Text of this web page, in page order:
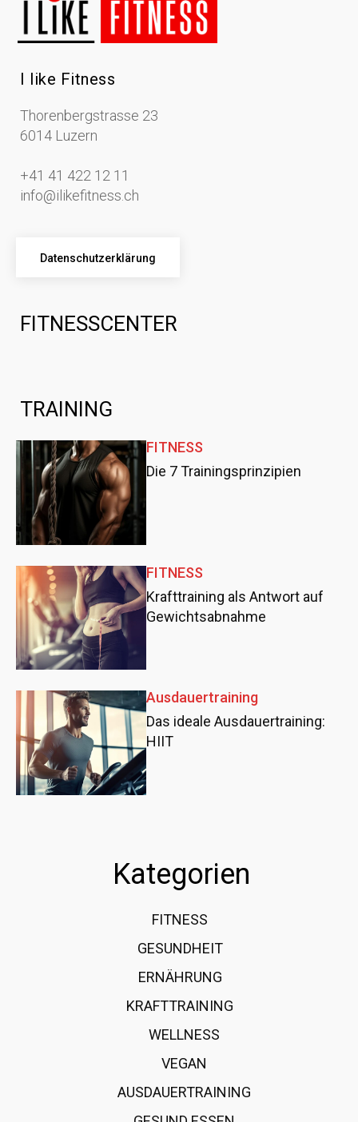
I like Fitness
Thorenbergstrasse 23
6014 Luzern
+41 41 422 12 11
info@ilikefitness.ch
Datenschutzerklärung
FITNESSCENTER
TRAINING
FITNESS
Die 7 Trainingsprinzipien
FITNESS
Krafttraining als Antwort auf
Gewichtsabnahme
Ausdauertraining
Das ideale Ausdauertraining:
HIIT
Kategorien
FITNESS
GESUNDHEIT
ERNÄHRUNG
KRAFTTRAINING
WELLNESS
VEGAN
AUSDAUERTRAINING